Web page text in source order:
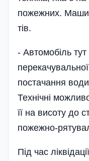
пожежних.
тів.
- Автомобіль тут
постачання
Технічні
її на висоту до
пожежно-
Під час